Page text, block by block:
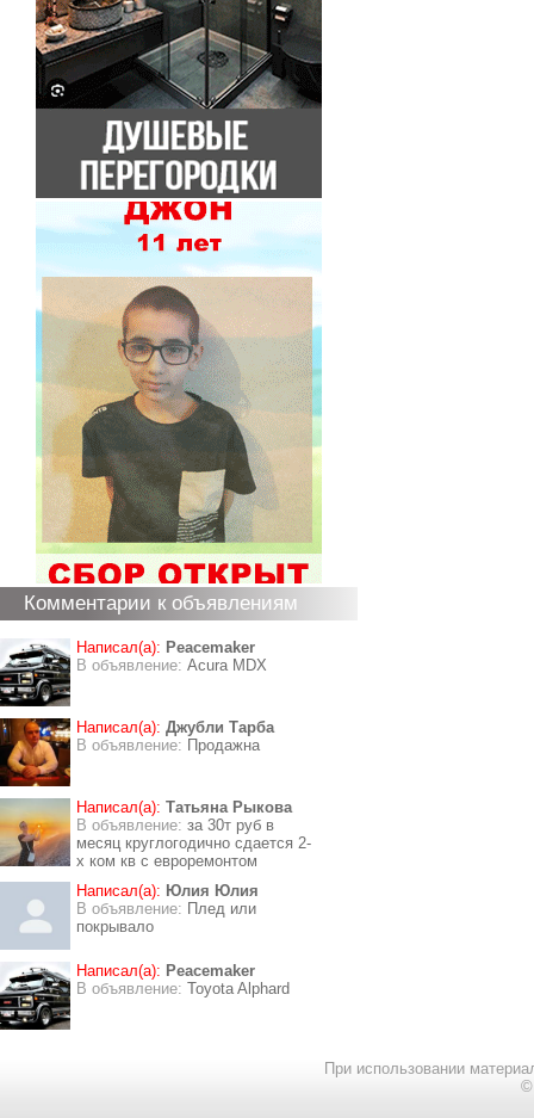
Комментарии к объявлениям
Написал(а): Peacemaker
В объявление: Acura MDX
Написал(а): Джубли Тарба
В объявление: Продажна
Написал(а): Татьяна Рыкова
В объявление: за 30т руб в
месяц круглогодично сдается 2-
х ком кв с евроремонтом
Написал(а): Юлия Юлия
В объявление: Плед или
покрывало
Написал(а): Peacemaker
В объявление: Toyota Alphard
При использовании